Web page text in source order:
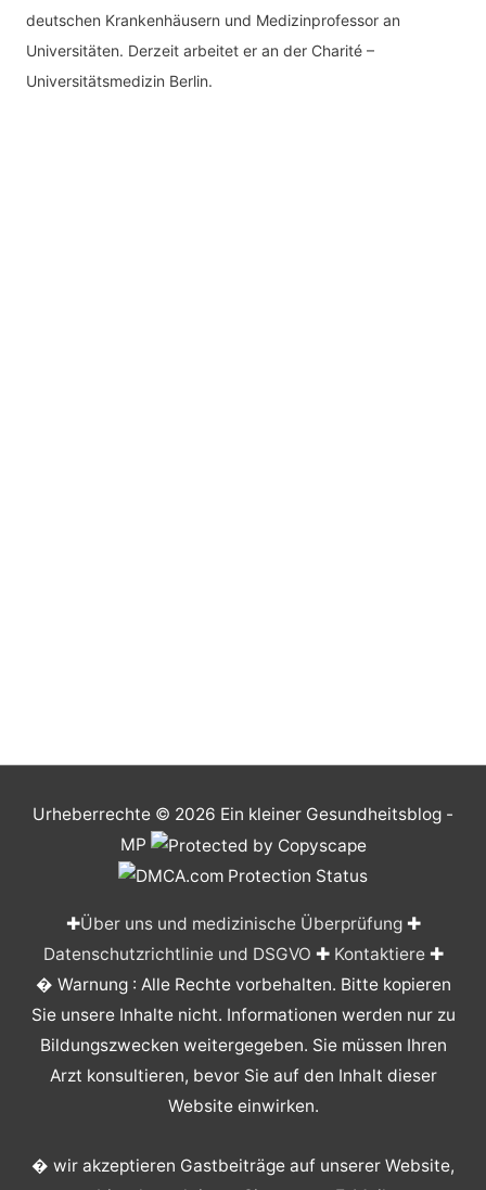
deutschen Krankenhäusern und Medizinprofessor an
Universitäten. Derzeit arbeitet er an der Charité –
Universitätsmedizin Berlin.
Urheberrechte © 2026 Ein kleiner Gesundheitsblog -
MP
✚Über uns und medizinische Überprüfung✚
Datenschutzrichtlinie und DSGVO ✚ Kontaktiere✚
� Warnung : Alle Rechte vorbehalten. Bitte kopieren
Sie unsere Inhalte nicht. Informationen werden nur zu
Bildungszwecken weitergegeben. Sie müssen Ihren
Arzt konsultieren, bevor Sie auf den Inhalt dieser
Website einwirken.
� wir akzeptieren Gastbeiträge auf unserer Website,